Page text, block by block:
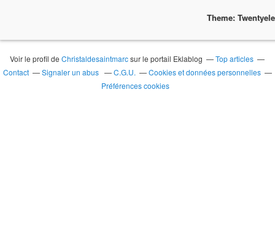
Theme:
Voir le profil deChristaldesaintmarcsur le portail Eklablog
Top articles
Contact
Signaler un abus C.G.U.
Cookies et données personnelles
Préférences cookies